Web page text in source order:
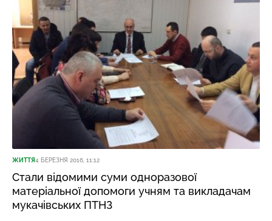
ЖИТТЯ4 БЕРЕЗНЯ 2016, 11:12
Стали відомими суми одноразової
матеріальної допомоги учням та викладачам
мукачівських ПТНЗ